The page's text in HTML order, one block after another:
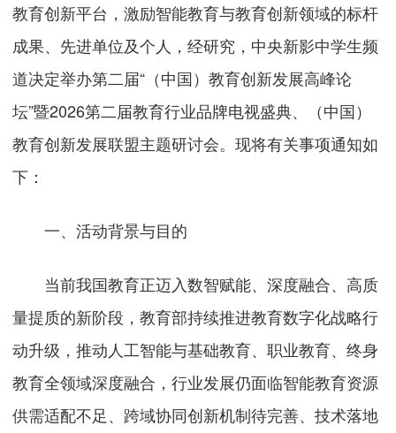
教育创新平台，激励智能教育与教育创新领域的标杆
成果、先进单位及个人，经研究，中央新影中学生频
道决定举办第二届“（中国）教育创新发展高峰论
坛”暨2026第二届教育行业品牌电视盛典、（中国）
教育创新发展联盟主题研讨会。现将有关事项通知如
下：
一、活动背景与目的
当前我国教育正迈入数智赋能、深度融合、高质
量提质的新阶段，教育部持续推进教育数字化战略行
动升级，推动人工智能与基础教育、职业教育、终身
教育全领域深度融合，行业发展仍面临智能教育资源
供需适配不足、跨域协同创新机制待完善、技术落地